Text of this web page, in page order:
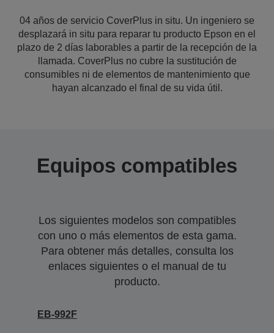
04 años de servicio CoverPlus in situ. Un ingeniero se
desplazará in situ para reparar tu producto Epson en el
plazo de 2 días laborables a partir de la recepción de la
llamada. CoverPlus no cubre la sustitución de
consumibles ni de elementos de mantenimiento que
hayan alcanzado el final de su vida útil.
Equipos compatibles
Los siguientes modelos son compatibles
con uno o más elementos de esta gama.
Para obtener más detalles, consulta los
enlaces siguientes o el manual de tu
producto.
EB-992F